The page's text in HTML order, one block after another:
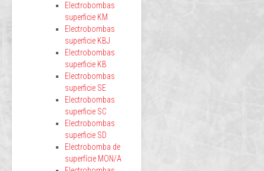
Electrobombas
superficie KM
Electrobombas
superficie KBJ
Electrobombas
superficie KB
Electrobombas
superficie SE
Electrobombas
superficie SC
Electrobombas
superficie SD
Electrobomba de
superfície MON/A